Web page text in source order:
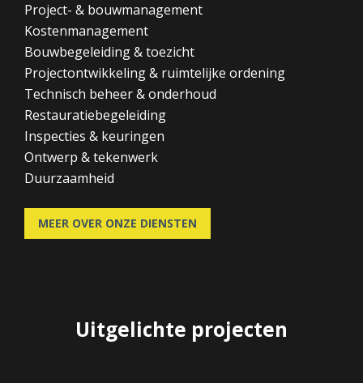
Project- & bouwmanagement
Kostenmanagement
Bouwbegeleiding & toezicht
Projectontwikkeling & ruimtelijke ordening
Technisch beheer & onderhoud
Restauratiebegeleiding
Inspecties & keuringen
Ontwerp & tekenwerk
Duurzaamheid
MEER OVER ONZE DIENSTEN
Uitgelichte projecten